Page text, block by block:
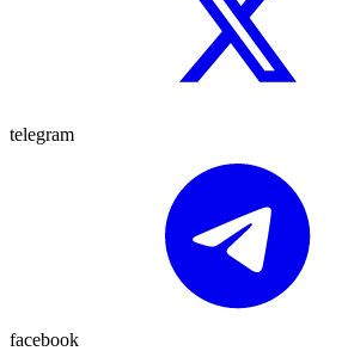
telegram
facebook